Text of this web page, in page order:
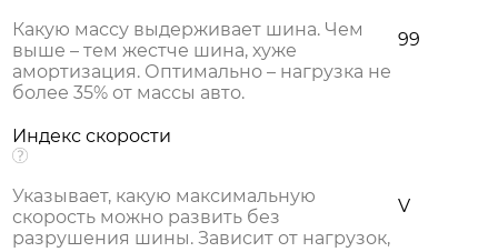
Какую массу выдерживает шина. Чем
выше – тем жестче шина, хуже
амортизация. Оптимально – нагрузка не
более 35% от массы авто.
99
Индекс скорости
Указывает, какую максимальную
скорость можно развить без
разрушения шины. Зависит от нагрузок,
V